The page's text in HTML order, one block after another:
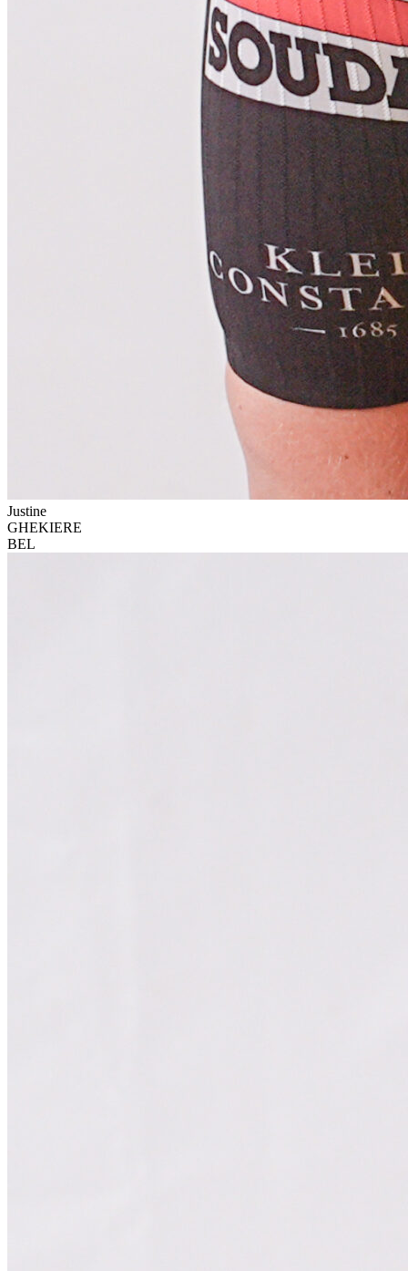
Justine
GHEKIERE
BEL